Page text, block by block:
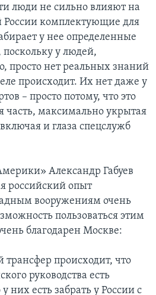
люди не сильно влияют на
России комплектующие для
у нее определенные
у людей,
просто нет реальных знаний
происходит. Их нет даже у
– просто потому, что это
часть, максимально укрытая
и глаза спецслужб
Александр Габуев
российский опыт
вооружениям очень
пользоваться этим
благодарен Москве:
происходит, что
руководства есть
них есть забрать у России с